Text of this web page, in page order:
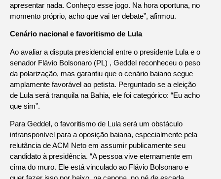
apresentar nada. Conheço esse jogo. Na hora oportuna, no
momento próprio, acho que vai ter debate”, afirmou.
Cenário nacional e favoritismo de Lula
Ao avaliar a disputa presidencial entre o presidente Lula e o
senador Flávio Bolsonaro (PL) , Geddel reconheceu o peso
da polarização, mas garantiu que o cenário baiano segue
amplamente favorável ao petista. Perguntado se a eleição
de Lula será tranquila na Bahia, ele foi categórico: “Eu acho
que sim”.
Para Geddel, o favoritismo de Lula será um obstáculo
intransponível para a oposição baiana, especialmente pela
relutância de ACM Neto em assumir publicamente seu
candidato à presidência. “A pessoa vive eternamente em
cima do muro. Ele está vinculado ao Flávio Bolsonaro e